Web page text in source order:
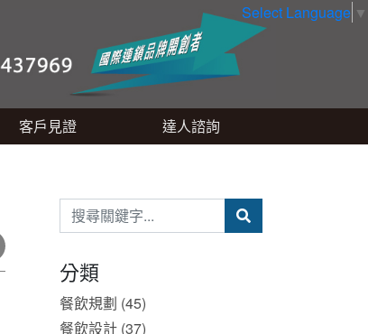
Select Language ▼
客戶見證 達人諮詢
分類
餐飲規劃 (45)
餐飲設計 (37)